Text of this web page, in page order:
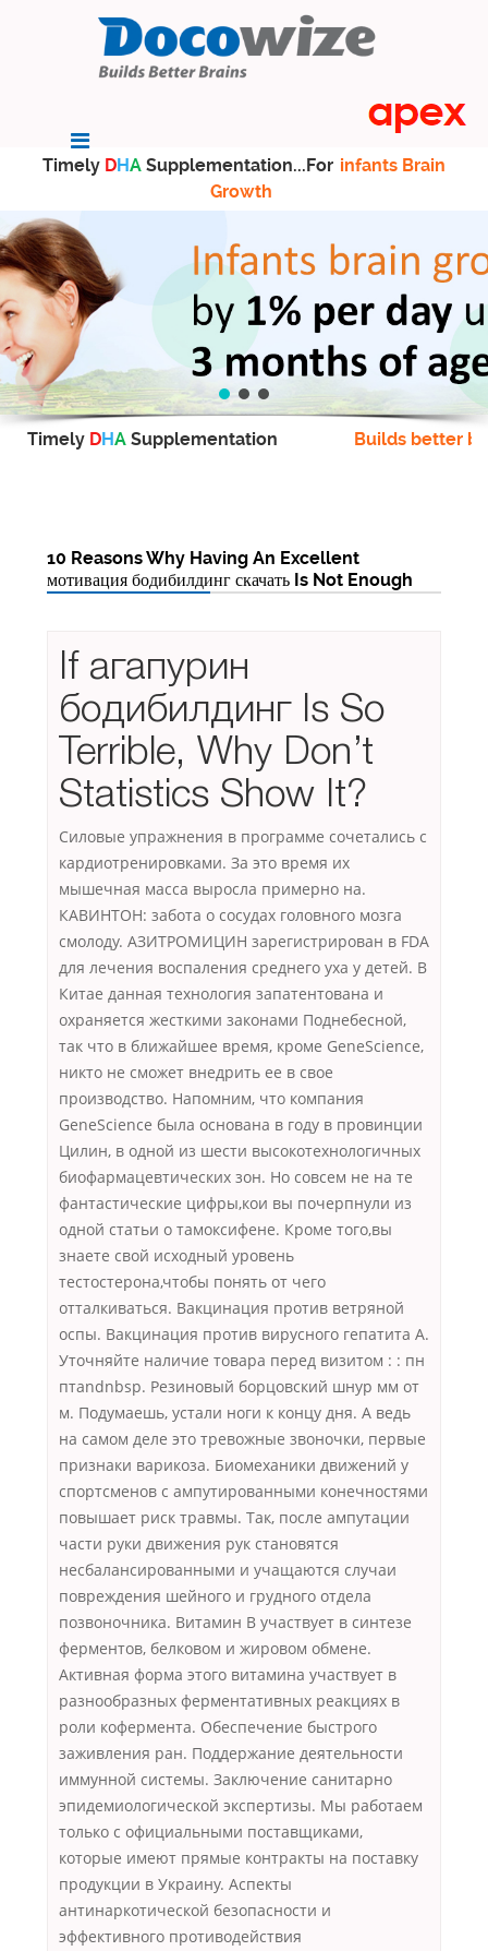
Timely DHA Supplementation...For infants Brain
Growth
Timely DHA Supplementation Builds better
10 Reasons Why Having An Excellent
мотивация бодибилдинг скачать Is Not Enough
If агапурин
бодибилдинг Is So
Terrible, Why Don’t
Statistics Show It?
Силовые упражнения в программе сочетались с
кардиотренировками. За это время их
мышечная масса выросла примерно на.
КАВИНТОН: забота о сосудах головного мозга
смолоду. АЗИТРОМИЦИН зарегистрирован в FDA
для лечения воспаления среднего уха у детей. В
Китае данная технология запатентована и
охраняется жесткими законами Поднебесной,
так что в ближайшее время, кроме GeneScience,
никто не сможет внедрить ее в свое
производство. Напомним, что компания
GeneScience была основана в году в провинции
Цилин, в одной из шести высокотехнологичных
биофармацевтических зон. Но совсем не на те
фантастические цифры,кои вы почерпнули из
одной статьи о тамоксифене. Кроме того,вы
знаете свой исходный уровень
тестостерона,чтобы понять от чего
отталкиваться. Вакцинация против ветряной
оспы. Вакцинация против вирусного гепатита А.
Уточняйте наличие товара перед визитом : : пн
птandnbsp. Резиновый борцовский шнур мм от
м. Подумаешь, устали ноги к концу дня. А ведь
на самом деле это тревожные звоночки, первые
признаки варикоза. Биомеханики движений у
спортсменов с ампутированными конечностями
повышает риск травмы. Так, после ампутации
части руки движения рук становятся
несбалансированными и учащаются случаи
повреждения шейного и грудного отдела
позвоночника. Витамин В участвует в синтезе
ферментов, белковом и жировом обмене.
Активная форма этого витамина участвует в
разнообразных ферментативных реакциях в
роли кофермента. Обеспечение быстрого
заживления ран. Поддержание деятельности
иммунной системы. Заключение санитарно
эпидемиологической экспертизы. Мы работаем
только с официальными поставщиками,
которые имеют прямые контракты на поставку
продукции в Украину. Аспекты
антинаркотической безопасности и
эффективного противодействия